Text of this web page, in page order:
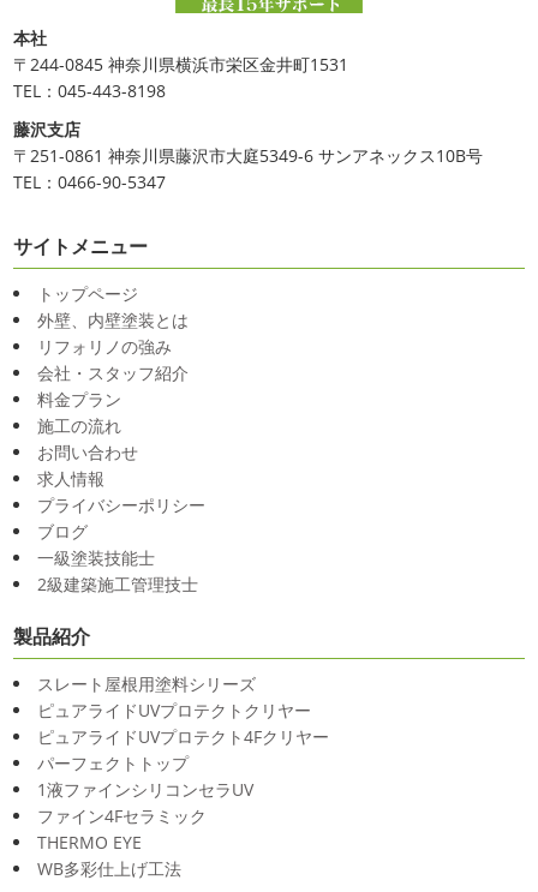
本社
〒244-0845 神奈川県横浜市栄区金井町1531
TEL：045-443-8198
藤沢支店
〒251-0861 神奈川県藤沢市大庭5349-6 サンアネックス10B号
TEL：0466-90-5347
サイトメニュー
トップページ
外壁、内壁塗装とは
リフォリノの強み
会社・スタッフ紹介
料金プラン
施工の流れ
お問い合わせ
求人情報
プライバシーポリシー
ブログ
一級塗装技能士
2級建築施工管理技士
製品紹介
スレート屋根用塗料シリーズ
ピュアライドUVプロテクトクリヤー
ピュアライドUVプロテクト4Fクリヤー
パーフェクトトップ
1液ファインシリコンセラUV
ファイン4Fセラミック
THERMO EYE
WB多彩仕上げ工法